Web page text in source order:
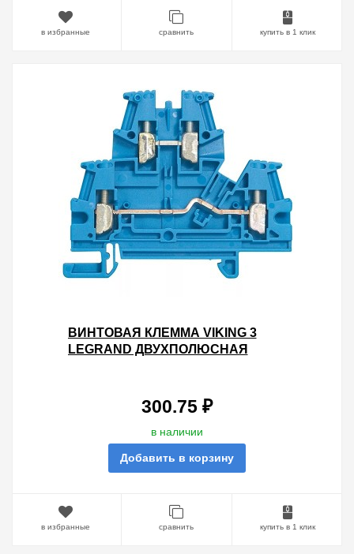
в избранные сравнить купить в 1 клик
ВИНТОВАЯ КЛЕММА VIKING 3
LEGRAND ДВУХПОЛЮСНАЯ
300.75 ₽
в наличии
Добавить в корзину
в избранные сравнить купить в 1 клик